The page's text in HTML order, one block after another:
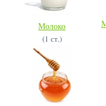
Молоко
(1 ст.)